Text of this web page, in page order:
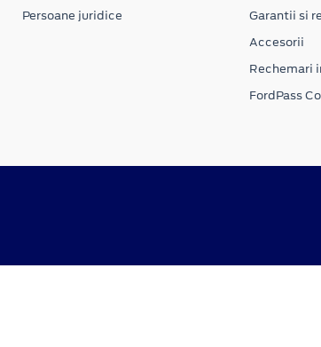
Persoane juridice
Garantii si
Accesorii
Rechemari
FordPass